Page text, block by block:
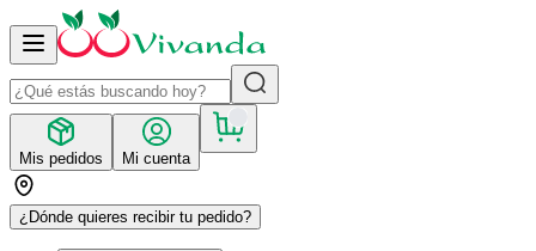
Mis pedidos Mi cuenta
¿Dónde quieres recibir tu pedido?